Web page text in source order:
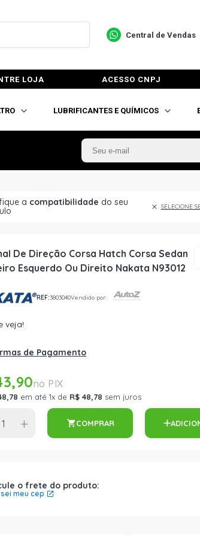
Central de Vendas
LOJA ACESSO CNPJ
LUBRIFICANTES E QUÍMICOS
a compatibilidade do seu
SELECIONE
De Direção Corsa Hatch Corsa Sedan
Esquerdo Ou Direito Nakata N93012
REF:3803040Vendido por:
veja!
de Pagamento
em até 1x de R$ 48,78 sem juros
+ COMPRAR
o frete do produto:
meu cep